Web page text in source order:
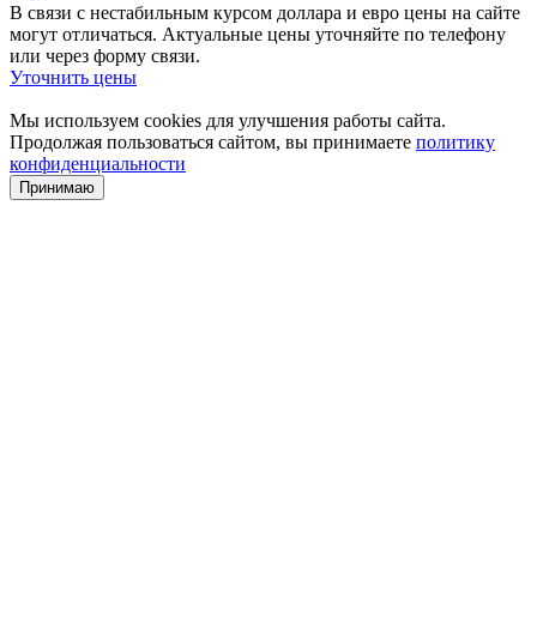
В связи с нестабильным курсом доллара и евро цены на сайте
могут отличаться. Актуальные цены уточняйте по телефону
или через форму связи.
Уточнить цены
Мы используем cookies для улучшения работы сайта.
Продолжая пользоваться сайтом, вы принимаете политику
конфиденциальности
Принимаю